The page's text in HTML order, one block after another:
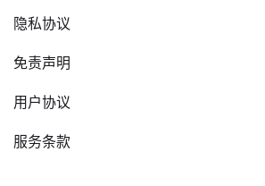
隐私协议
免责声明
用户协议
服务条款